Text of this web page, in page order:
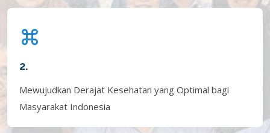
2.
Mewujudkan Derajat Kesehatan yang Optimal bagi
Masyarakat Indonesia